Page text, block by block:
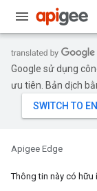
Google sử dụng
ưu tiên. Bản dịch
Apigee Edge
Thông tin này có